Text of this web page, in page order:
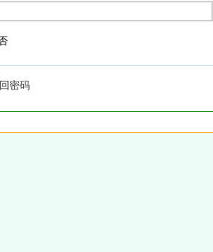
密码